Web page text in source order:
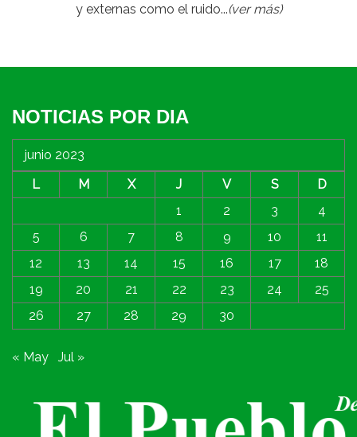
y externas como el ruido...(ver más)
NOTICIAS POR DIA
junio 2023
L
M X J V S
D
1
2 3
4
5
6 7 8 9 10
11
12
13 14 15 16 17
18
19
20 21 22 23 24
25
26
27 28 29 30
« May Jul »